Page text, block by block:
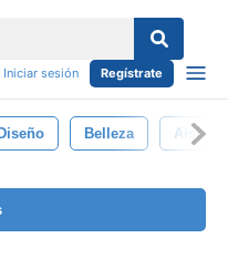
Iniciar sesión Regístrate
Diseño Belleza Aislado